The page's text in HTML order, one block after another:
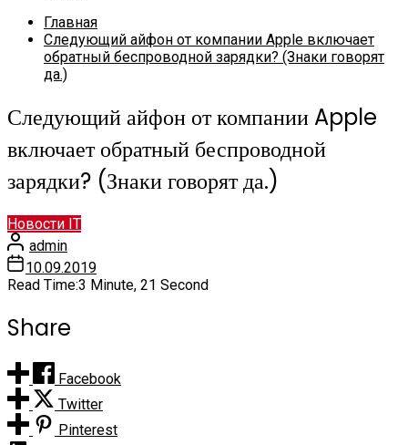
Главная
Следующий айфон от компании Apple включает
обратный беспроводной зарядки? (Знаки говорят
да.)
Следующий айфон от компании Apple
включает обратный беспроводной
зарядки? (Знаки говорят да.)
Новости IT
admin
10.09.2019
Read Time:3 Minute, 21 Second
Share
Facebook
Twitter
Pinterest